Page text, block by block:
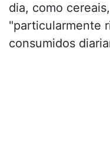
dia, como
"particularmente
consumidos